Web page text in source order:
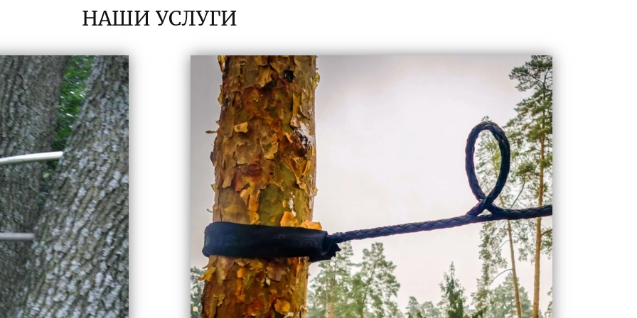
НАШИ УСЛУГИ